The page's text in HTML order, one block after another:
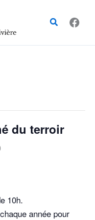
Rechercher
du terroir
10h.
année pour